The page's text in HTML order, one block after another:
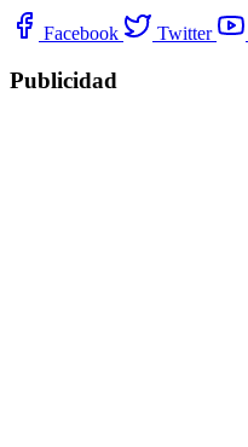
Facebook Twitter
Publicidad